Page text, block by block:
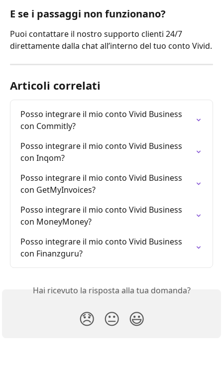
E se i passaggi non funzionano?
Puoi contattare il nostro supporto clienti 24/7
direttamente dalla chat all’interno del tuo conto Vivid.
Articoli correlati
Posso integrare il mio conto Vivid Business
con Commitly?
Posso integrare il mio conto Vivid Business
con Inqom?
Posso integrare il mio conto Vivid Business
con GetMyInvoices?
Posso integrare il mio conto Vivid Business
con MoneyMoney?
Posso integrare il mio conto Vivid Business
con Finanzguru?
Hai ricevuto la risposta alla tua domanda?
😞 😐 😃